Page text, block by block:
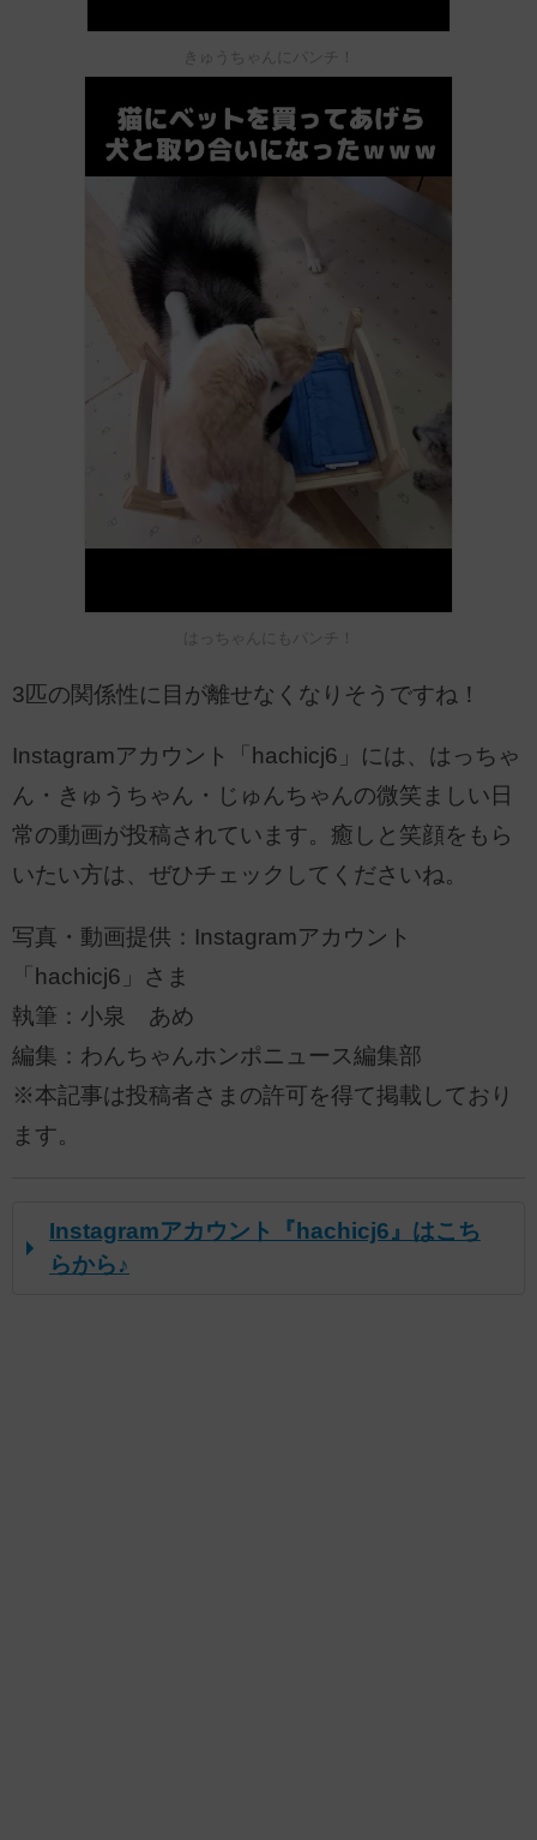
きゅうちゃんにパンチ！
はっちゃんにもパンチ！
3匹の関係性に目が離せなくなりそうですね！
Instagramアカウント「hachicj6」には、はっちゃ
ん・きゅうちゃん・じゅんちゃんの微笑ましい日
常の動画が投稿されています。癒しと笑顔をもら
いたい方は、ぜひチェックしてくださいね。
写真・動画提供：Instagramアカウント
「hachicj6」さま
執筆：小泉 あめ
編集：わんちゃんホンポニュース編集部
※本記事は投稿者さまの許可を得て掲載しており
ます。
Instagramアカウント『hachicj6』はこち
らから♪